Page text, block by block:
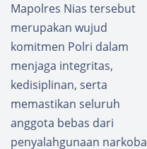
Mapolres Nias tersebut
merupakan wujud
komitmen Polri dalam
menjaga integritas,
kedisiplinan, serta
memastikan seluruh
anggota bebas dari
penyalahgunaan narkoba